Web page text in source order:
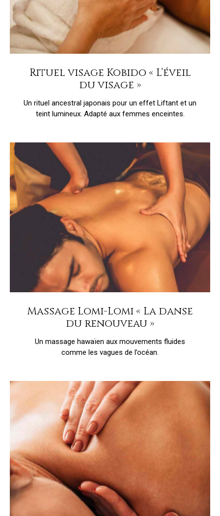
Rituel visage Kobido « L’éveil
du visage »
Un rituel ancestral japonais pour un effet Liftant et un
teint lumineux. Adapté aux femmes enceintes.
Massage Lomi-Lomi « La danse
du renouveau »
Un massage hawaïen aux mouvements fluides
comme les vagues de l’océan.